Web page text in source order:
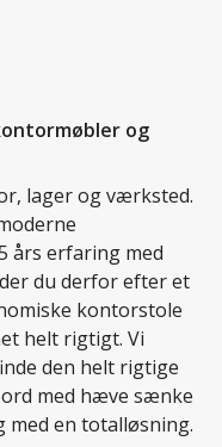
og
lager og værksted.
års erfaring med
du derfor efter et
kontorstole
helt rigtigt. Vi
den helt rigtige
med hæve sænke
med en totalløsning.